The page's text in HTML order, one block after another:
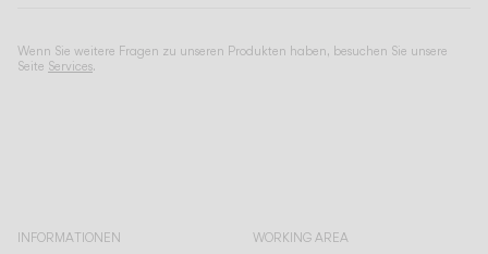
Wenn Sie weitere Fragen zu unseren Produkten haben, besuchen Sie unsere
Seite Services.
INFORMATIONEN WORKING AREA